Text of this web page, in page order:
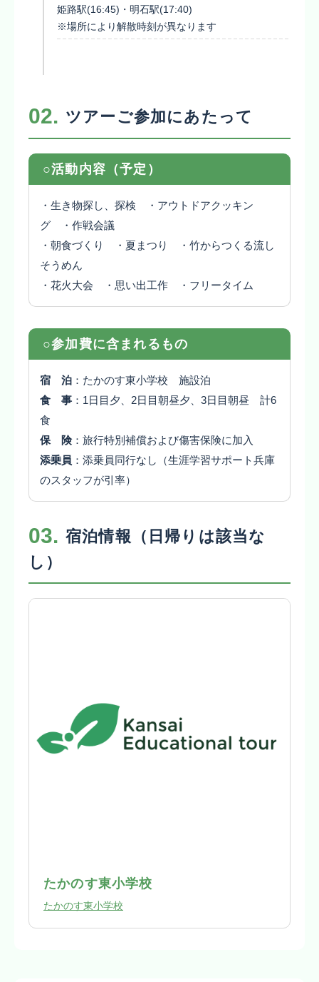
姫路駅(16:45)・明石駅(17:40)
※場所により解散時刻が異なります
02. ツアーご参加にあたって
○活動内容（予定）
・生き物探し、探検 ・アウトドアクッキン
グ ・作戦会議
・朝食づくり ・夏まつり ・竹からつくる流し
そうめん
・花火大会 ・思い出工作 ・フリータイム
○参加費に含まれるもの
宿 泊 ：たかのす東小学校 施設泊
食 事 ：1日目夕、2日目朝昼夕、3日目朝昼 計6
食
保 険：旅行特別補償および傷害保険に加入
添乗員 ：添乗員同行なし（生涯学習サポート兵庫
のスタッフが引率）
03. 宿泊情報（日帰りは該当な
し）
たかのす東小学校
たかのす東小学校